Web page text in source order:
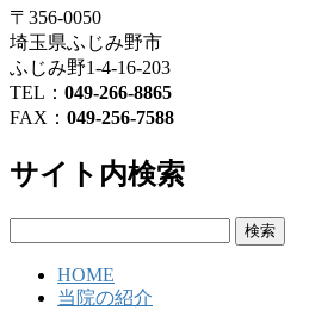
〒356-0050
埼玉県ふじみ野市
ふじみ野1-4-16-203
TEL： 049-266-8865
FAX： 049-256-7588
サイト内検索
HOME
当院の紹介